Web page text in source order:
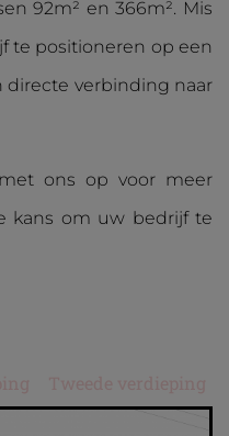
92m² en 366m². Mis
te positioneren op een
directe verbinding naar
ons op voor meer
kans om uw bedrijf te